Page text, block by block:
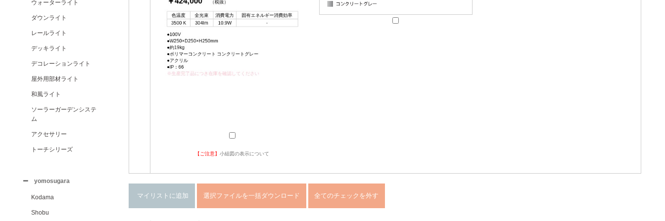
ウォーターライト
ダウンライト
レールライト
デッキライト
デコレーションライト
屋外用部材ライト
和風ライト
ソーラーガーデンシステ
ム
アクセサリー
トーチシリーズ
yomosugara
Kodama
Shobu
【ご注意】小組図の表示について